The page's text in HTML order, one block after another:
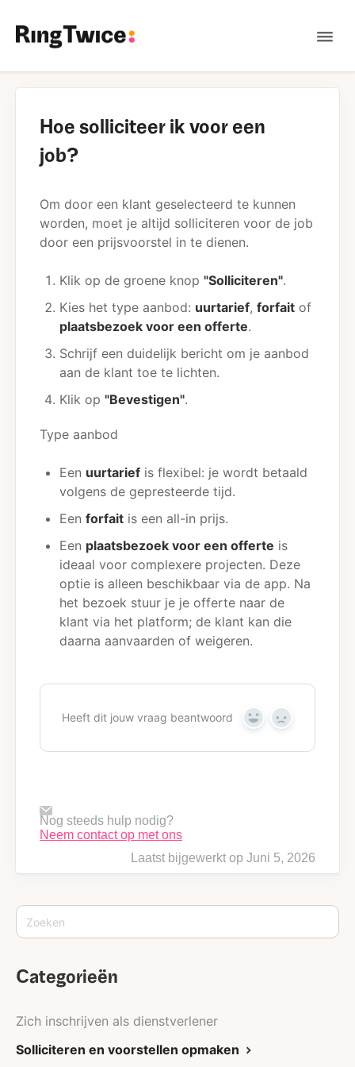
Hoe solliciteer ik voor een
job?
Om door een klant geselecteerd te kunnen
worden, moet je altijd solliciteren voor de job
door een prijsvoorstel in te dienen.
Klik op de groene knop "Solliciteren".
Kies het type aanbod: uurtarief, forfait of
plaatsbezoek voor een offerte.
Schrijf een duidelijk bericht om je aanbod
aan de klant toe te lichten.
Klik op "Bevestigen".
Type aanbod
Een uurtarief is flexibel: je wordt betaald
volgens de gepresteerde tijd.
Een forfait is een all-in prijs.
Een plaatsbezoek voor een offerte is
ideaal voor complexere projecten. Deze
optie is alleen beschikbaar via de app. Na
het bezoek stuur je je offerte naar de
klant via het platform; de klant kan die
daarna aanvaarden of weigeren.
Heeft dit jouw vraag beantwoord
Y
s
N
Nog steeds hulp nodig?
Neem contact op met ons
Laatst bijgewerkt op Juni 5, 2026
Categorieën
Zich inschrijven als dienstverlener
Solliciteren en voorstellen opmaken